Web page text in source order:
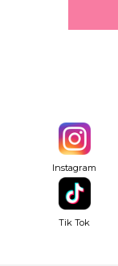
Instagram
Tik Tok